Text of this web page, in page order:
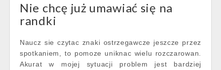
Nie chcę już umawiać się na
randki
Naucz sie czytac znaki ostrzegawcze jeszcze przez
spotkaniem, to pomoze uniknac wielu rozczarowan.
Akurat w mojej sytuacji problem jest bardziej